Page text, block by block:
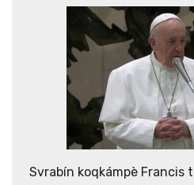
Svrabín koqkámpè Francis